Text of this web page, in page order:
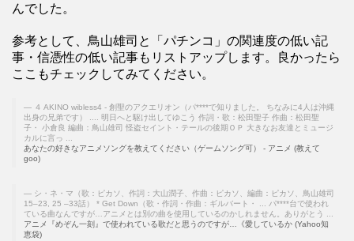
んでした。
参考として、鳥山雄司と「パチンコ」の関連度の低い記
事・信憑性の低い記事もリストアップします。良かったら
ここもチェックしてみてください。
４ AKINO wibless4 - 創聖のアクエリオン（パ****で知りました。 ちなみに4人は沖縄
出身の兄弟です） .... 明日へと駆け出してゆこう 作詞・歌：松田聖子 作曲：松田聖
子・ 小倉良 編曲：鳥山雄司 怪盗セイント・テールの後期ＯＰ 大きなお友達とミュージ
カルに言っ ...
あなたの好きなアニメソングを教えてください（ゲームソング可） - アニメ (教えて
goo)
シ・ネ・マ（歌：ピカソ、作詞：大山潤子、作曲：ピカソ、編曲：ピカソ、鳥山雄司
15–23, 25 –33話） * Get Down（歌・作詞・作曲：ギルバート・ ... パ****台で使われ
ている曲なんですが…アニメとは別の曲を使用しているのかしれません。ありがとう ...
アニメ『めぞん一刻』で使われている歌だと思うのですが…《愛しているか (Yahoo知
恵袋)